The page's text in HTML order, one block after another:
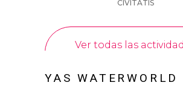
YAS WATERWORLD